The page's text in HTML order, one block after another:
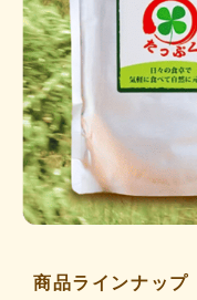
商品ラインナップ